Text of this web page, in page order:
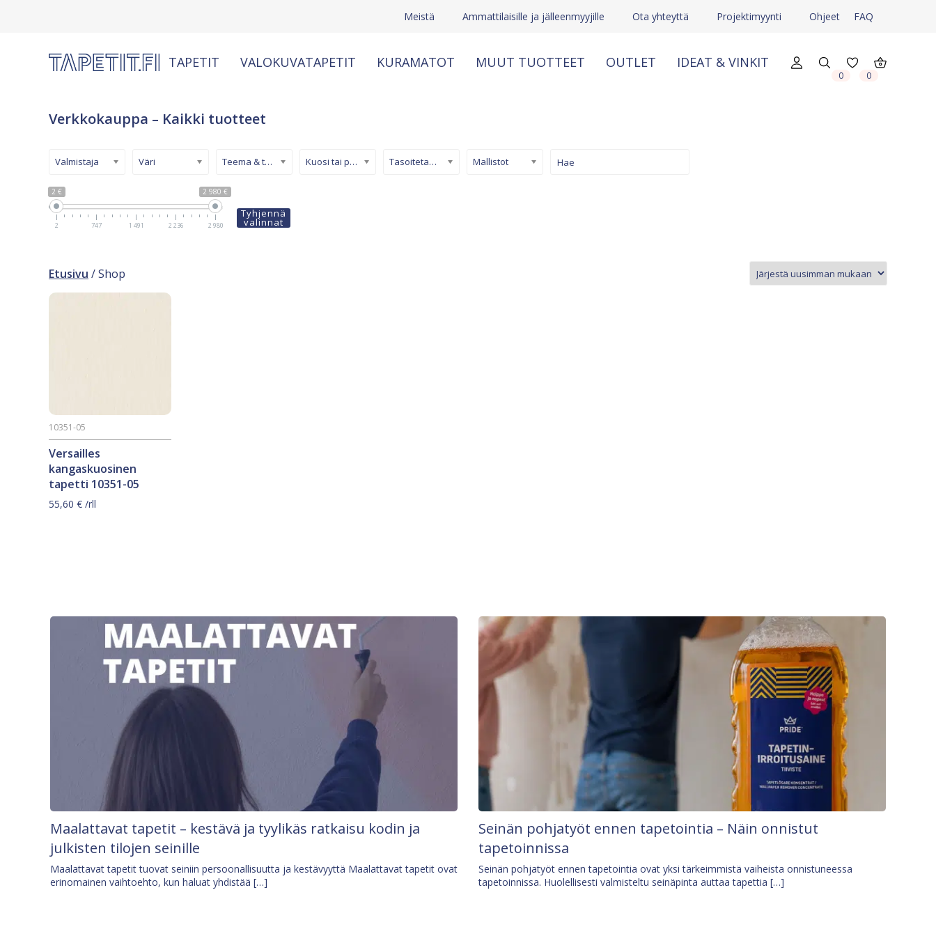
Meistä Ammattilaisille ja jälleenmyyjille Ota yhteyttä Projektimyynti Ohjeet FAQ
TAPETIT VALOKUVATAPETIT KURAMATOT MUUT TUOTTEET OUTLET IDEAT & VINKIT
0 0
Verkkokauppa – Kaikki tuotteet
2 € 2 980 €
2 747 1 491 2 236 2 980
Valmistaja Väri Teema & tyyli Kuosi tai pinta Tasoitetapetti Mallistot
Tyhjennä
valinnat
Etusivu / Shop
Versailles
kangaskuosinen
tapetti 10351-05
10351-05
55,60 € /rll
Maalattavat tapetit – kestävä ja tyylikäs ratkaisu kodin ja
julkisten tilojen seinille
Maalattavat tapetit tuovat seiniin persoonallisuutta ja kestävyyttä Maalattavat tapetit ovat
erinomainen vaihtoehto, kun haluat yhdistää […]
Seinän pohjatyöt ennen tapetointia – Näin onnistut
tapetoinnissa
Seinän pohjatyöt ennen tapetointia ovat yksi tärkeimmistä vaiheista onnistuneessa
tapetoinnissa. Huolellisesti valmisteltu seinäpinta auttaa tapettia […]